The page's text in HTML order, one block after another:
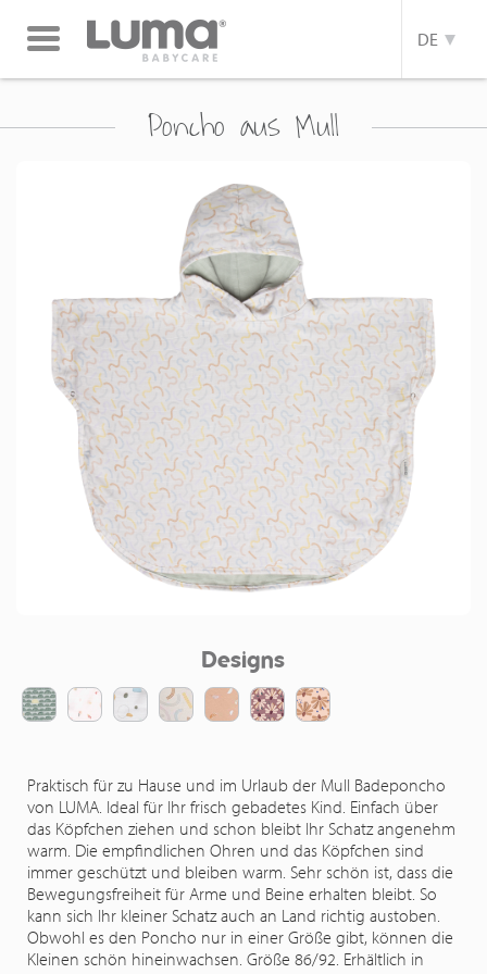
Toggle
navigation
DE
Poncho aus Mull
Designs
Praktisch für zu Hause und im Urlaub der Mull Badeponcho
von LUMA. Ideal für Ihr frisch gebadetes Kind. Einfach über
das Köpfchen ziehen und schon bleibt Ihr Schatz angenehm
warm. Die empfindlichen Ohren und das Köpfchen sind
immer geschützt und bleiben warm. Sehr schön ist, dass die
Bewegungsfreiheit für Arme und Beine erhalten bleibt. So
kann sich Ihr kleiner Schatz auch an Land richtig austoben.
Obwohl es den Poncho nur in einer Größe gibt, können die
Kleinen schön hineinwachsen. Größe 86/92. Erhältlich in